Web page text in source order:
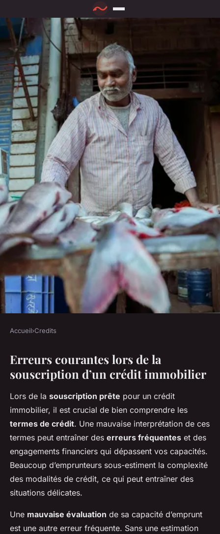
Les erreurs à éviter lors de la
souscription d'un crédit
immobilier
• 22 avril 2025 • 7 min de lecture
Accueil›Credits
Erreurs courantes lors de la
souscription d’un crédit immobilier
Lors de la souscription prête pour un crédit
immobilier, il est crucial de bien comprendre les
termes de crédit. Une mauvaise interprétation de ces
termes peut entraîner des erreurs fréquentes et des
engagements financiers qui dépassent vos capacités.
Beaucoup d’emprunteurs sous-estiment la complexité
des modalités de crédit, ce qui peut entraîner des
situations délicates.
Une mauvaise évaluation de sa capacité d’emprunt
est une autre erreur fréquente. Sans une estimation